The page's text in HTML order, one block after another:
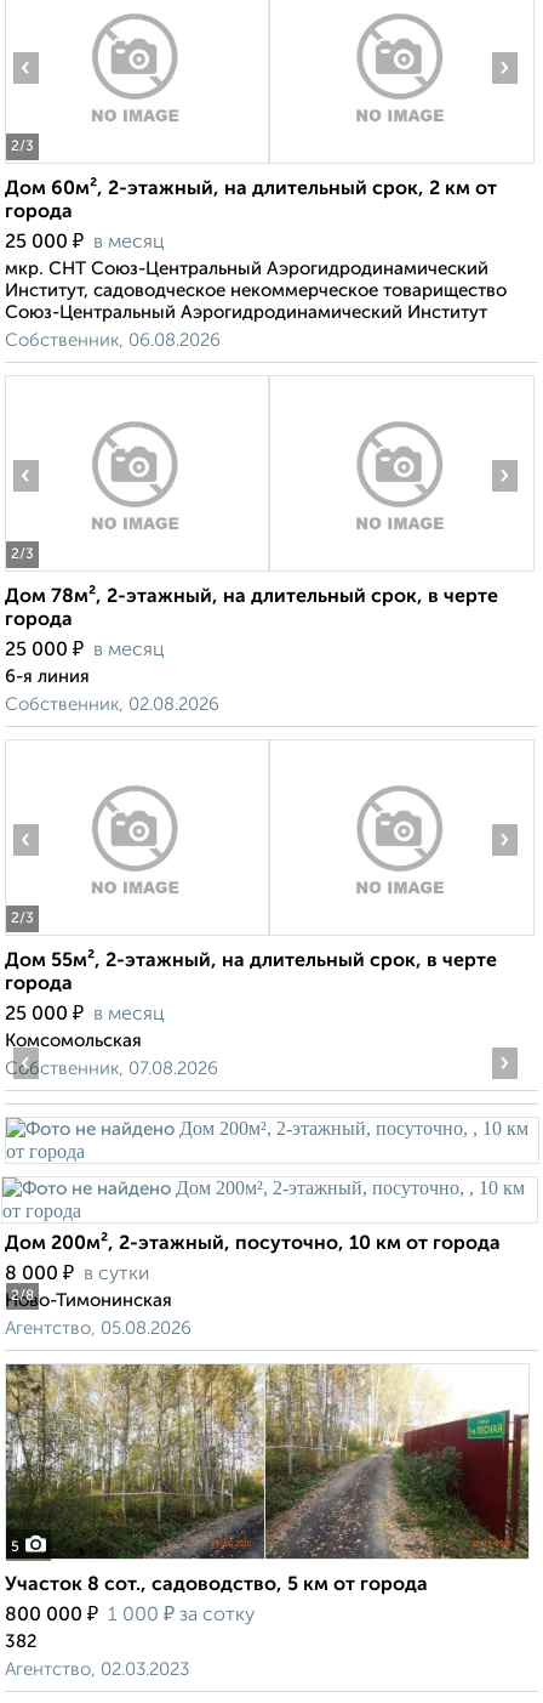
2/3
‹ ›
Дом 60м², 2-этажный, на длительный срок, 2 км от
города
25 000 ₽ в месяц
мкр. СНТ Союз-Центральный Аэрогидродинамический
Институт, садоводческое некоммерческое товарищество
Союз-Центральный Аэрогидродинамический Институт
Собственник, 06.08.2026
2/3
‹ ›
Дом 78м², 2-этажный, на длительный срок, в черте
города
25 000 ₽ в месяц
6-я линия
Собственник, 02.08.2026
2/3
‹ ›
Дом 55м², 2-этажный, на длительный срок, в черте
города
25 000 ₽ в месяц
Комсомольская
Собственник, 07.08.2026
2/8
‹ ›
Дом 200м², 2-этажный, посуточно, 10 км от города
8 000 ₽ в сутки
Ново-Тимонинская
Агентство, 05.08.2026
5
Участок 8 сот., садоводство, 5 км от города
800 000 ₽ 1 000 ₽ за сотку
382
Агентство, 02.03.2023